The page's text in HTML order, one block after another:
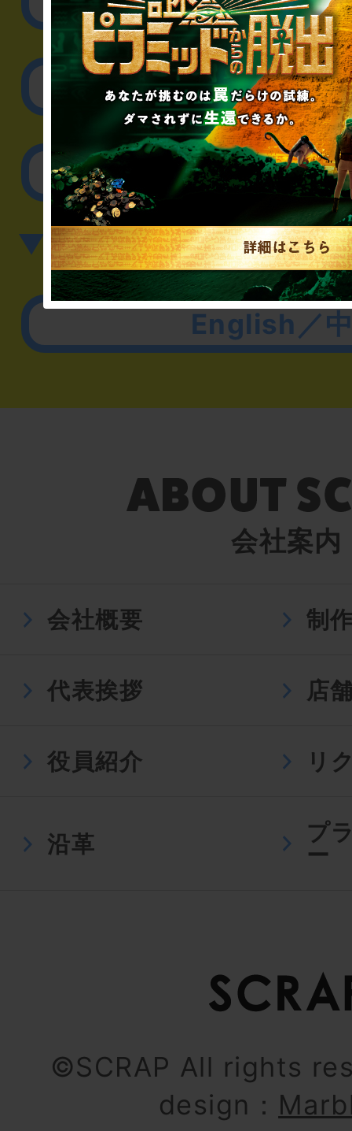
取材に関するお
その他のご相談／
▼英語、中国語でのお問
English／
会社案内
会社概要 制
代表挨拶 店
役員紹介 リ
沿革
プ
ー
©SCRAP All rights
design：